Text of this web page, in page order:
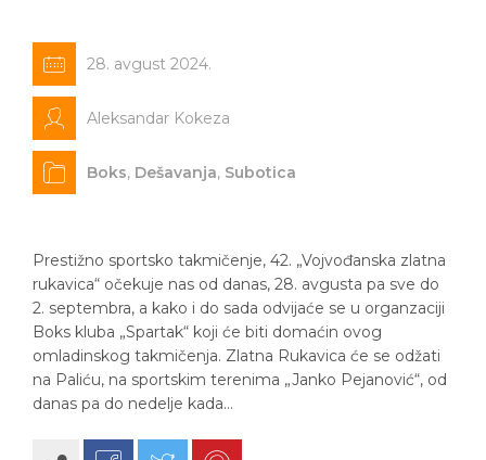
28. avgust 2024.
Aleksandar Kokeza
Boks, Dešavanja, Subotica
Prestižno sportsko takmičenje, 42. „Vojvođanska zlatna
rukavica“ očekuje nas od danas, 28. avgusta pa sve do
2. septembra, a kako i do sada odvijaće se u organzaciji
Boks kluba „Spartak“ koji će biti domaćin ovog
omladinskog takmičenja. Zlatna Rukavica će se odžati
na Paliću, na sportskim terenima „Janko Pejanović“, od
danas pa do nedelje kada…